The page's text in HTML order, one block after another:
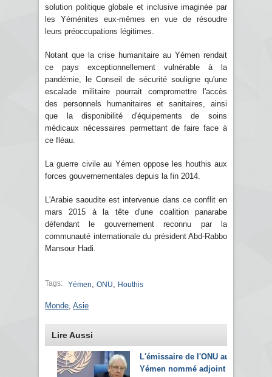
solution politique globale et inclusive imaginée par
les Yéménites eux-mêmes en vue de résoudre
leurs préoccupations légitimes.
Notant que la crise humanitaire au Yémen rendait
ce pays exceptionnellement vulnérable à la
pandémie, le Conseil de sécurité souligne qu'une
escalade militaire pourrait compromettre l'accès
des personnels humanitaires et sanitaires, ainsi
que la disponibilité d'équipements de soins
médicaux nécessaires permettant de faire face à
ce fléau.
La guerre civile au Yémen oppose les houthis aux
forces gouvernementales depuis la fin 2014.
L'Arabie saoudite est intervenue dans ce conflit en
mars 2015 à la tête d'une coalition panarabe
défendant le gouvernement reconnu par la
communauté internationale du président Abd-Rabbo
Mansour Hadi.
Tags: Yémen ONU Houthis
Monde Asie
Lire Aussi
L'émissaire de l'ONU au
Yémen nommé adjoint